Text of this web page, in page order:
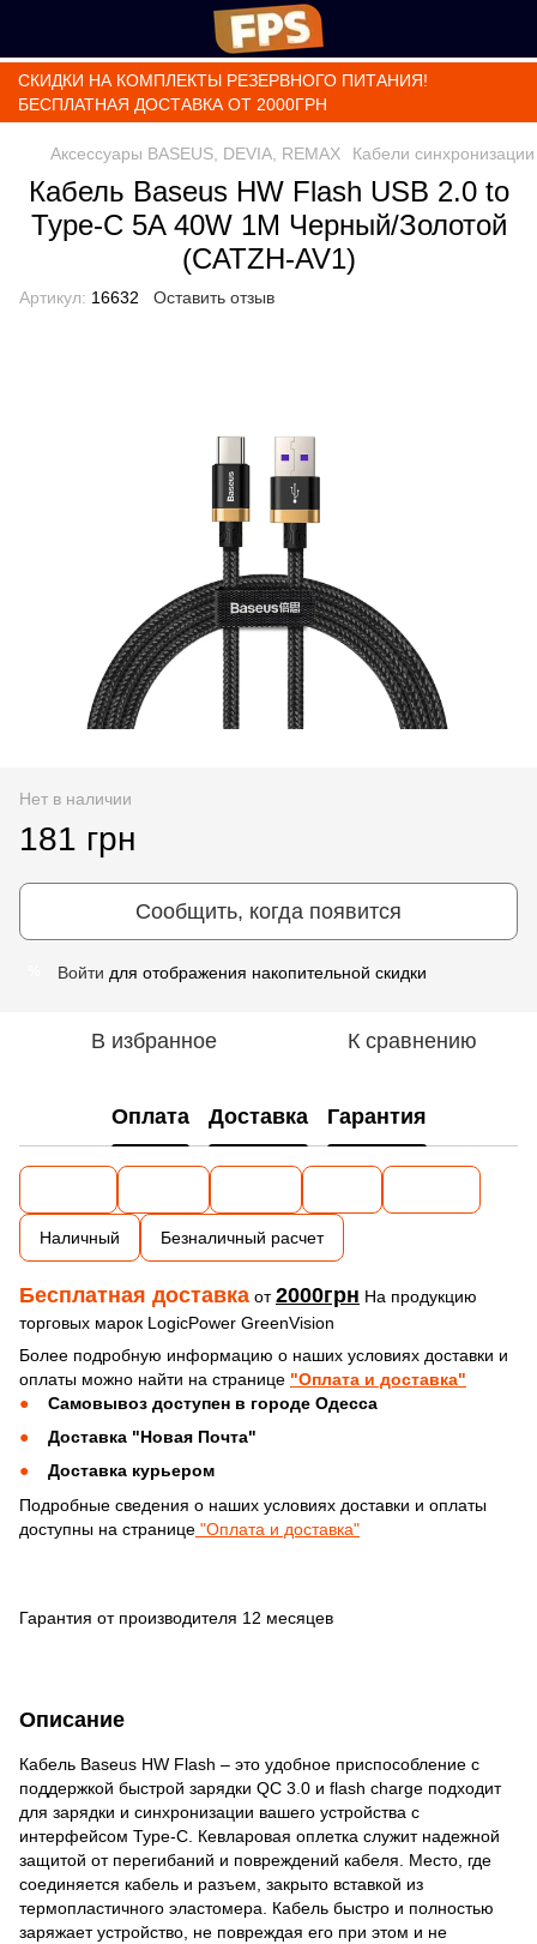
СКИДКИ НА КОМПЛЕКТЫ РЕЗЕРВНОГО ПИТАНИЯ!
БЕСПЛАТНАЯ ДОСТАВКА ОТ 2000ГРН
Аксессуары BASEUS, DEVIA, REMAX Кабели синхронизации
Кабель Baseus HW Flash USB 2.0 to
Type-C 5A 40W 1M Черный/Золотой
(CATZH-AV1)
Артикул: 16632 Оставить отзыв
Нет в наличии
181 грн
Сообщить, когда появится
Войти для отображения накопительной скидки
В избранное К сравнению
Описание
Кабель Baseus HW Flash – это удобное приспособление c
поддержкой быстрой зарядки QC 3.0 и flash charge подходит
для зарядки и синхронизации вашего устройства с
интерфейсом Type-C. Кевларовая оплетка служит надежной
защитой от перегибаний и повреждений кабеля. Место, где
соединяется кабель и разъем, закрыто вставкой из
термопластичного эластомера. Кабель быстро и полностью
заряжает устройство, не повреждая его при этом и не
Оплата Доставка Гарантия
Наличный Безналичный расчет
Бесплатная доставка от2000грн На продукцию
торговых марок LogicPower GreenVision
Более подробную информацию о наших условиях доставки и
оплаты можно найти на странице "Оплата и доставка"
Самовывоз доступен в городе Одесса
Доставка "Новая Почта"
Доставка курьером
Подробные сведения о наших условиях доставки и оплаты
доступны на странице "Оплата и доставка"
Гарантия от производителя 12 месяцев